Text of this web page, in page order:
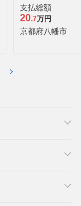
支払総額
20.7万円
京都府八幡市